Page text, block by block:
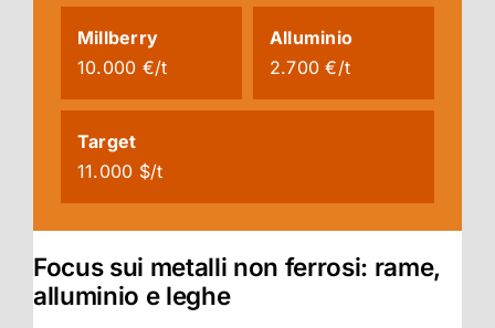
Millberry
10.000 €/t
Alluminio
2.700 €/t
Target
11.000 $/t
Focus sui metalli non ferrosi: rame,
alluminio e leghe